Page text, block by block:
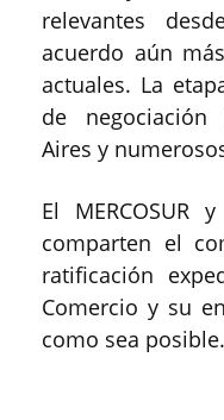
relevantes
acuerdo aún
actuales. La
de negociación
Aires y
El MERCOSUR
comparten el
ratificación
Comercio y su
como sea posible.